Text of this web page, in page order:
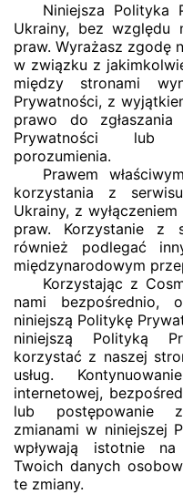
Niniejsza Polityka
Ukrainy, bez względu
praw. Wyrażasz zgodę
w związku z
między stronami
Prywatności, z
prawo do
Prywatności lub
porozumienia.
Prawem
korzystania z
Ukrainy, z
praw. Korzystanie z
również podlegać
międzynarodowym
Korzystając z
nami bezpośrednio,
niniejszą Politykę
niniejszą Polityką
korzystać z naszej
usług.
internetowej,
lub postępowanie
zmianami w niniejszej
wpływają istotnie
Twoich danych
te zmiany.